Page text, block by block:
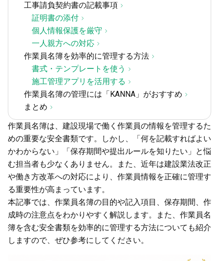
工事請負契約書の記載事項
証明書の添付
個人情報保護を厳守
一人親方への対応
作業員名簿を効率的に管理する方法
書式・テンプレートを使う
施工管理アプリを活用する
作業員名簿の管理には「KANNA」がおすすめ
まとめ
作業員名簿は、建設現場で働く作業員の情報を管理するた
めの重要な安全書類です。しかし、「何を記載すればよい
かわからない」「保存期間や提出ルールを知りたい」と悩
む担当者も少なくありません。また、近年は建設業法改正
や働き方改革への対応により、作業員情報を正確に管理す
る重要性が高まっています。
本記事では、作業員名簿の目的や記入項目、保存期間、作
成時の注意点をわかりやすく解説します。また、作業員名
簿を含む安全書類を効率的に管理する方法についても紹介
しますので、ぜひ参考にしてください。